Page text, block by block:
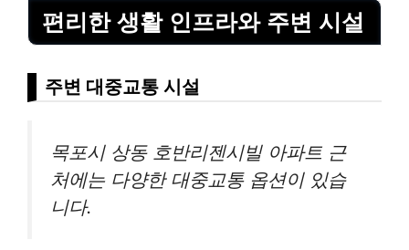
편리한 생활 인프라와 주변 시설
주변 대중교통 시설
목포시 상동 호반리젠시빌 아파트 근
처에는 다양한 대중교통 옵션이 있습
니다.